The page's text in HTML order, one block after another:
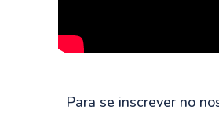
Para se inscrever no